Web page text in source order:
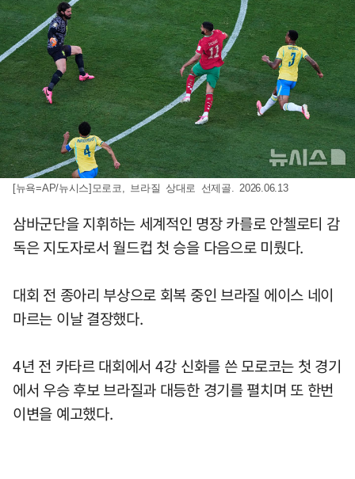
[뉴욕=AP/뉴시스]모로코, 브라질 상대로 선제골. 2026.06.13
삼바군단을 지휘하는 세계적인 명장 카를로 안첼로티 감
독은 지도자로서 월드컵 첫 승을 다음으로 미뤘다.
대회 전 종아리 부상으로 회복 중인 브라질 에이스 네이
마르는 이날 결장했다.
4년 전 카타르 대회에서 4강 신화를 쓴 모로코는 첫 경기
에서 우승 후보 브라질과 대등한 경기를 펼치며 또 한번
이변을 예고했다.